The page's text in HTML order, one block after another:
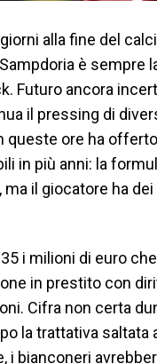
alla fine del
è sempre
Futuro ancora
il pressing di
queste ore ha
in più anni: la
il giocatore ha
i milioni di euro
in prestito con
Cifra non certa
la trattativa
i bianconeri